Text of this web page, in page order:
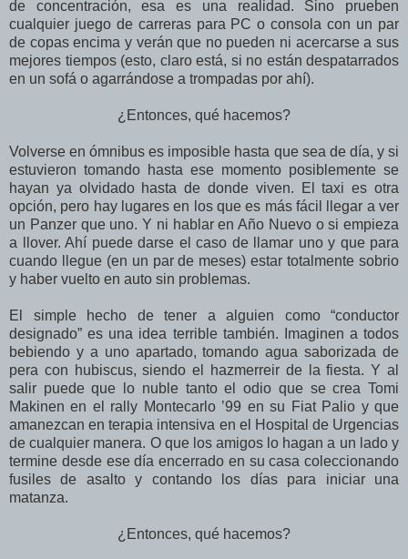
de concentración, esa es una realidad. Sino prueben
cualquier juego de carreras para PC o consola con un par
de copas encima y verán que no pueden ni acercarse a sus
mejores tiempos (esto, claro está, si no están despatarrados
en un sofá o agarrándose a trompadas por ahí).
¿Entonces, qué hacemos?
Volverse en ómnibus es imposible hasta que sea de día, y si
estuvieron tomando hasta ese momento posiblemente se
hayan ya olvidado hasta de donde viven. El taxi es otra
opción, pero hay lugares en los que es más fácil llegar a ver
un Panzer que uno. Y ni hablar en Año Nuevo o si empieza
a llover. Ahí puede darse el caso de llamar uno y que para
cuando llegue (en un par de meses) estar totalmente sobrio
y haber vuelto en auto sin problemas.
El simple hecho de tener a alguien como “conductor
designado” es una idea terrible también. Imaginen a todos
bebiendo y a uno apartado, tomando agua saborizada de
pera con hubiscus, siendo el hazmerreir de la fiesta. Y al
salir puede que lo nuble tanto el odio que se crea Tomi
Makinen en el rally Montecarlo ’99 en su Fiat Palio y que
amanezcan en terapia intensiva en el Hospital de Urgencias
de cualquier manera. O que los amigos lo hagan a un lado y
termine desde ese día encerrado en su casa coleccionando
fusiles de asalto y contando los días para iniciar una
matanza.
¿Entonces, qué hacemos?